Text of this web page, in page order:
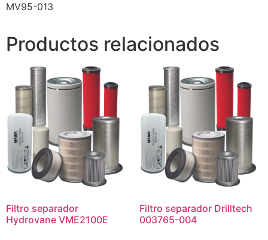
MV95-013
Productos relacionados
Filtro separador
Hydrovane VME2100E
Filtro separador Drilltech
003765-004